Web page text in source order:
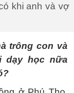
khi anh và vợ
trông con và
dạy học nữa